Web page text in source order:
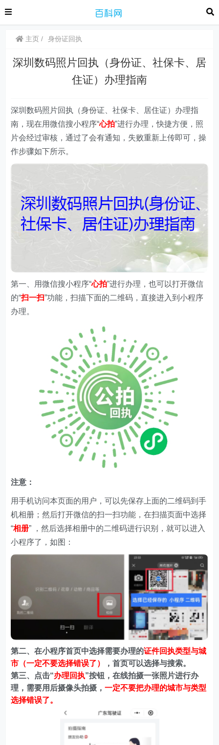
主页 身份证回执
深圳数码照片回执（身份证、社保卡、居
住证）办理指南
深圳数码照片回执（身份证、社保卡、居住证）办理指
南，现在用微信搜小程序“心拍”进行办理，快捷方便，照
片会经过审核，通过了会有通知，失败重新上传即可，操
作步骤如下所示。
第一、 用微信搜小程序“心拍”进行办理，也可以打开微信
的“扫一扫”功能，扫描下面的二维码，直接进入到小程序
办理。
注意：
用手机访问本页面的用户，可以先保存上面的二维码到手
机相册；然后打开微信的扫一扫功能，在扫描页面中选择
“相册” ，然后选择相册中的二维码进行识别，就可以进入
小程序了，如图：
第二、在小程序首页中选择需要办理的证件回执类型与城
市（一定不要选择错误了）
，首页可以选择与搜索。
第三、点击“办理回执”按钮，在线拍摄一张照片进行办
理，需要用后摄像头拍摄，一定不要把办理的城市与类型
选择错误了。